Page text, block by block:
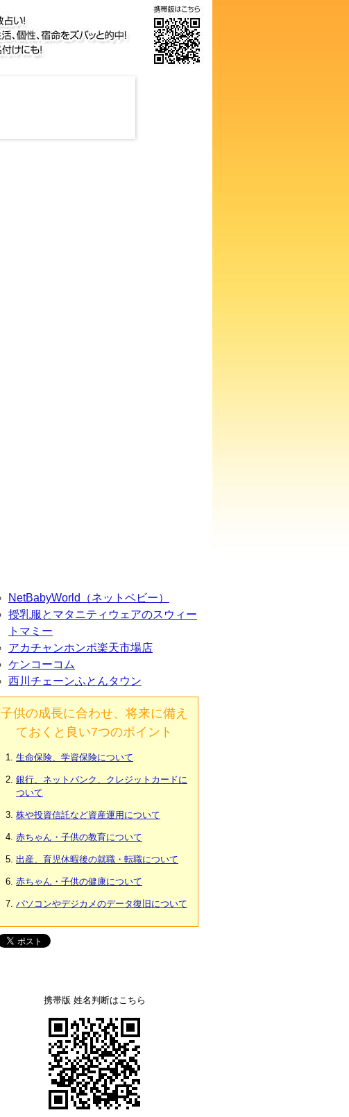
NetBabyWorld（ネットベビー）
授乳服とマタニティウェアのスウィー
トマミー
アカチャンホンポ楽天市場店
ケンコーコム
西川チェーンふとんタウン
子供の成長に合わせ、将来に備え
ておくと良い7つのポイント
生命保険、学資保険について
銀行、ネットバンク、クレジットカードに
ついて
株や投資信託など資産運用について
赤ちゃん・子供の教育について
出産、育児休暇後の就職・転職について
赤ちゃん・子供の健康について
パソコンやデジカメのデータ復旧について
携帯版 姓名判断はこちら